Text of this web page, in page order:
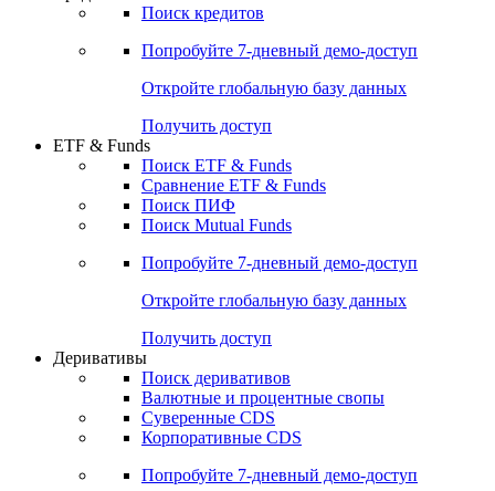
Откройте глобальную базу данных
Получить доступ
Поиск кредитов
Попробуйте7-дневный
Откройте глобальную базу данных
Получить доступ
ETF & Funds
Сравнение ETF & Funds
Поиск Mutual Funds
Попробуйте7-дневный
Откройте глобальную базу данных
Получить доступ
Деривативы
Валютные и процентные свопы